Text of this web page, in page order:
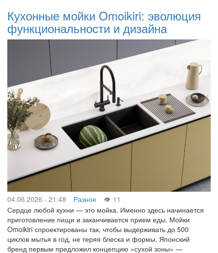
Кухонные мойки Omoikiri: эволюция
функциональности и дизайна
04.06.2026 - 21:48 Разное
11
Сердце любой кухни — это мойка. Именно здесь начинается
приготовление пищи и заканчивается прием еды. Мойки
Omoikiri спроектированы так, чтобы выдерживать до 500
циклов мытья в год, не теряя блеска и формы. Японский
бренд первым предложил концепцию «сухой зоны» —